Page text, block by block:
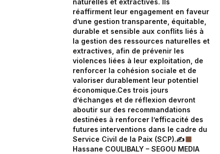
naturelles et extractives. Ils
réaffirment leur engagement en faveur
d’une gestion transparente, équitable,
durable et sensible aux conflits liés à
la gestion des ressources naturelles et
extractives, afin de prévenir les
violences liées à leur exploitation, de
renforcer la cohésion sociale et de
valoriser durablement leur potentiel
économique.Ces trois jours
d’échanges et de réflexion devront
aboutir sur des recommandations
destinées à renforcer l’efficacité des
futures interventions dans le cadre du
Service Civil de la Paix (SCP).✍
Hassane COULIBALY – SEGOU MEDIA